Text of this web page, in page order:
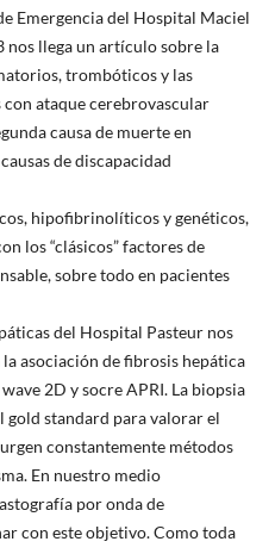
Emergencia del Hospital Maciel
nos llega un artículo sobre la
trombóticos y las
con ataque cerebrovascular
causa de muerte en
de discapacidad
hipofibrinolíticos y genéticos,
los “clásicos” factores de
sobre todo en pacientes
del Hospital Pasteur nos
asociación de fibrosis hepática
2D y socre APRI. La biopsia
gold standard para valorar el
constantemente métodos
En nuestro medio
por onda de
con este objetivo. Como toda